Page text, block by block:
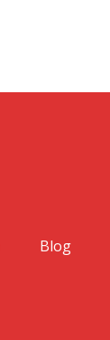
Blog